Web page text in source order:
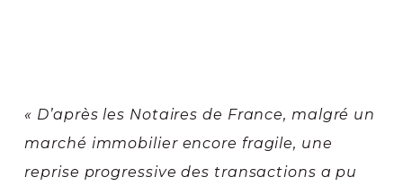
« D’après les Notaires de France, malgré un
marché immobilier encore fragile, une
reprise progressive des transactions a pu